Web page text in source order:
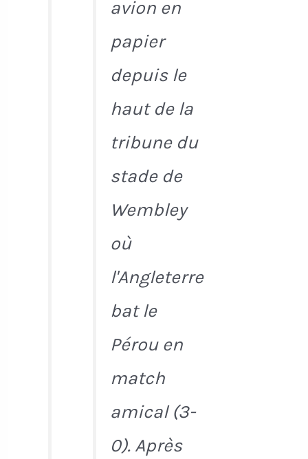
avion en
papier
depuis le
haut de la
tribune du
stade de
Wembley
où
l'Angleterre
bat le
Pérou en
match
amical (3-
0). Après